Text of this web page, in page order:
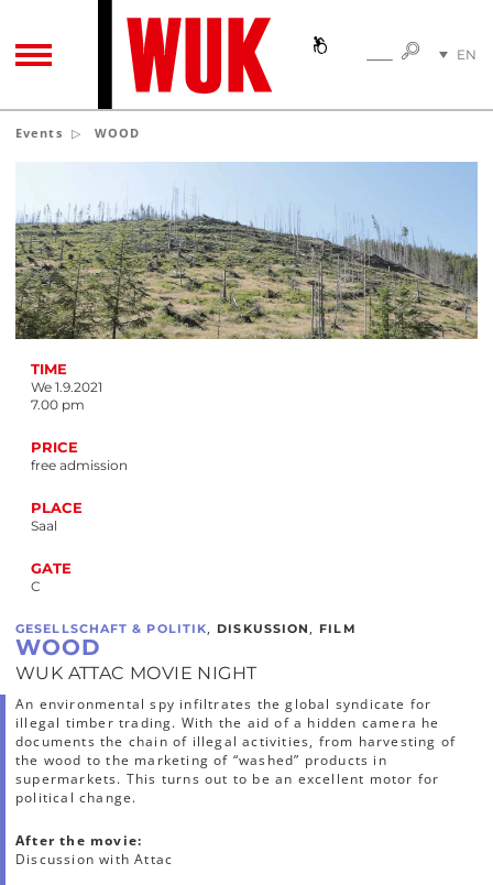
TOGGLE NAVIGATIONSEARCH
EN
Events WOOD
TIME
We 1.9.2021
7.00 pm
PRICE
free admission
PLACE
Saal
GATE
C
GESELLSCHAFT & POLITIK, DISKUSSION , FILM
WOOD
WUK ATTAC MOVIE NIGHT
An environmental spy infiltrates the global syndicate for
illegal timber trading. With the aid of a hidden camera he
documents the chain of illegal activities, from harvesting of
the wood to the marketing of “washed” products in
supermarkets. This turns out to be an excellent motor for
political change.
After the movie:
Discussion with Attac